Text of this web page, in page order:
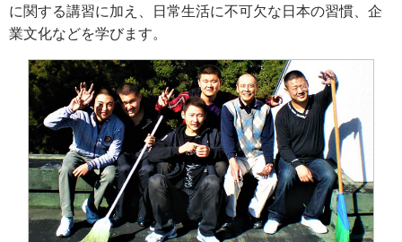
に関する講習に加え、日常生活に不可欠な日本の習慣、企
業文化などを学びます。